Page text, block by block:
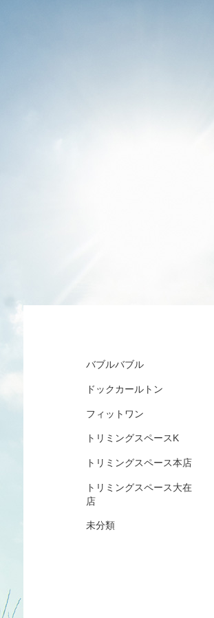
バブルバブル
ドックカールトン
フィットワン
トリミングスペースK
トリミングスペース本店
トリミングスペース大在
店
未分類